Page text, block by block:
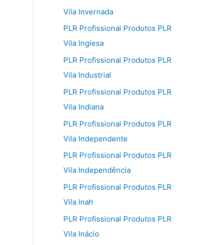
Vila Invernada
PLR Profissional Produtos PLR
Vila Inglesa
PLR Profissional Produtos PLR
Vila Industrial
PLR Profissional Produtos PLR
Vila Indiana
PLR Profissional Produtos PLR
Vila Independente
PLR Profissional Produtos PLR
Vila Independência
PLR Profissional Produtos PLR
Vila Inah
PLR Profissional Produtos PLR
Vila Inácio